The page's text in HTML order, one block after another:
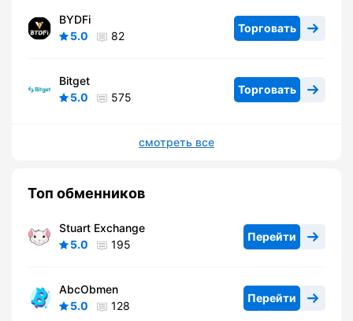
BYDFi
5.0
82
Торговать
Bitget
5.0
575
Торговать
смотреть все
Топ обменников
Stuart Exchange
5.0
195
Перейти
AbcObmen
5.0
128
Перейти